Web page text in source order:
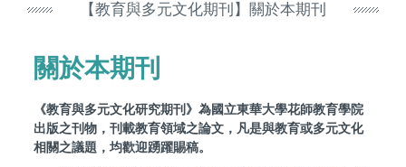
【教育與多元文化期刊】關於本期刊
關於本期刊
《教育與多元文化研究期刊》為國立東華大學花師教育學院
出版之刊物，刊載教育領域之論文，凡是與教育或多元文化
相關之議題，均歡迎踴躍賜稿。